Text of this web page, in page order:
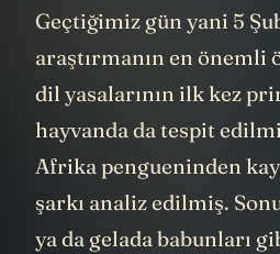
Geçtiğimiz gün yani 5
araştırmanın en önemli
dil yasalarının ilk kez
hayvanda da tespit
Afrika pengueninden
şarkı analiz edilmiş.
ya da gelada babunları